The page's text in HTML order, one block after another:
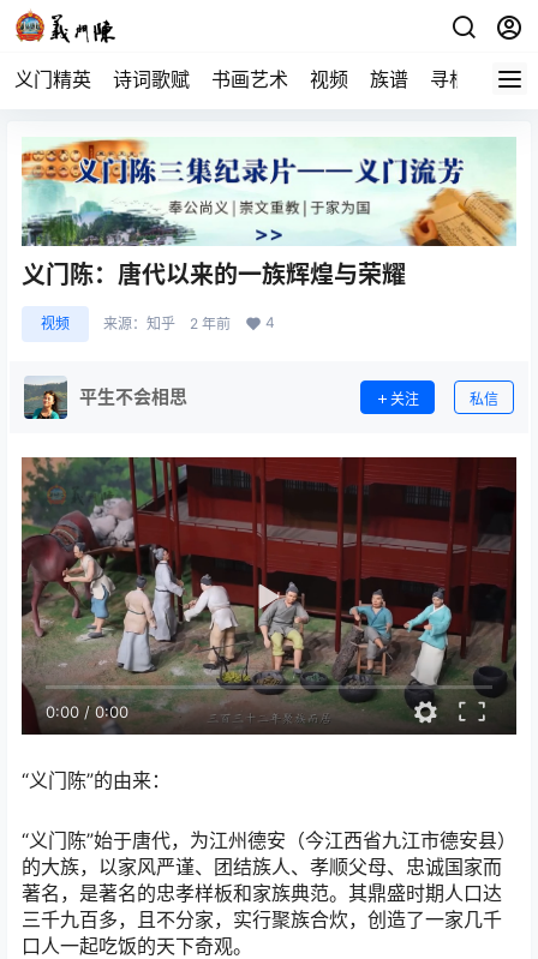
义门精英 诗词歌赋 书画艺术 视频 族谱 寻根
义门陈：唐代以来的一族辉煌与荣耀
视频 来源： 知乎 2 年前 4
平生不会相思 关注 私信
0:00 / 0:00
“义门陈”的由来：
“义门陈”始于唐代，为江州德安（今江西省九江市德安县）
的大族，以家风严谨、团结族人、孝顺父母、忠诚国家而
著名，是著名的忠孝样板和家族典范。其鼎盛时期人口达
三千九百多，且不分家，实行聚族合炊，创造了一家几千
口人一起吃饭的天下奇观。